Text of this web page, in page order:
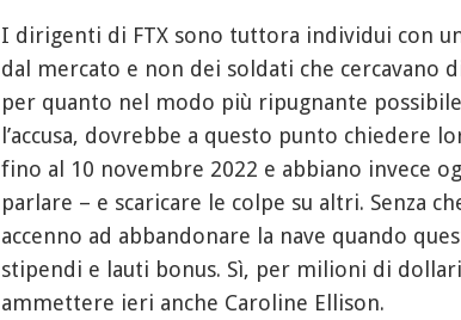
I dirigenti di FTX sono tuttora individui con
dal mercato e non dei soldati che cercavano
per quanto nel modo più ripugnante
l’accusa, dovrebbe a questo punto chiedere
fino al 10 novembre 2022 e abbiano invece
parlare – e scaricare le colpe su altri. Senza
accenno ad abbandonare la nave quando
stipendi e lauti bonus. Sì, per milioni di
ammettere ieri anche Caroline Ellison.